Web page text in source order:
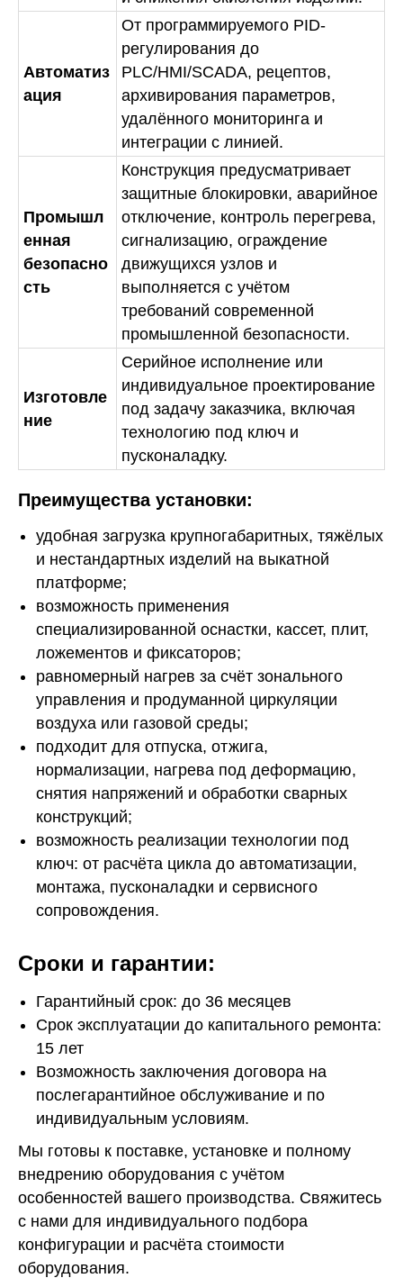
Автоматиз
ация
От программируемого PID-
регулирования до
PLC/HMI/SCADA, рецептов,
архивирования параметров,
удалённого мониторинга и
интеграции с линией.
Промышл
енная
безопасно
сть
Конструкция предусматривает
защитные блокировки, аварийное
отключение, контроль перегрева,
сигнализацию, ограждение
движущихся узлов и
выполняется с учётом
требований современной
промышленной безопасности.
Изготовле
ние
Серийное исполнение или
индивидуальное проектирование
под задачу заказчика, включая
технологию под ключ и
пусконаладку.
Преимущества установки:
удобная загрузка крупногабаритных, тяжёлых
и нестандартных изделий на выкатной
платформе;
возможность применения
специализированной оснастки, кассет, плит,
ложементов и фиксаторов;
равномерный нагрев за счёт зонального
управления и продуманной циркуляции
воздуха или газовой среды;
подходит для отпуска, отжига,
нормализации, нагрева под деформацию,
снятия напряжений и обработки сварных
конструкций;
возможность реализации технологии под
ключ: от расчёта цикла до автоматизации,
монтажа, пусконаладки и сервисного
сопровождения.
Сроки и гарантии:
Гарантийный срок: до 36 месяцев
Срок эксплуатации до капитального ремонта:
15 лет
Возможность заключения договора на
послегарантийное обслуживание и по
индивидуальным условиям.
Мы готовы к поставке, установке и полному
внедрению оборудования с учётом
особенностей вашего производства. Свяжитесь
с нами для индивидуального подбора
конфигурации и расчёта стоимости
оборудования.